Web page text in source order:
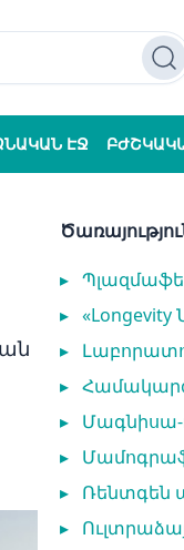
ԷՋ
▸
▸ «Longevity
▸
▸
▸
▸
▸ Ռենտգեն
▸